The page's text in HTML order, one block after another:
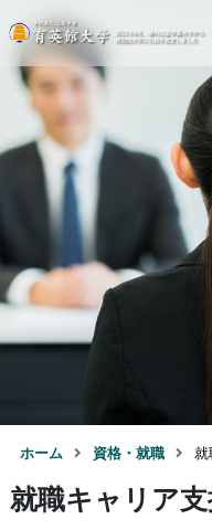
ホーム 資格・就職 就
就職キャリア支